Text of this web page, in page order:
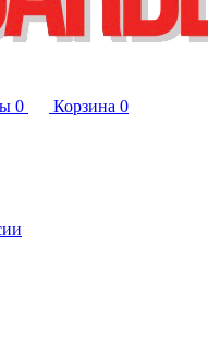
0 Корзина 0